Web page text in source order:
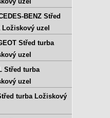
BENZ Střed
Ložiskový uzel
Střed turba
uzel
Střed turba
uzel
turba Ložiskový